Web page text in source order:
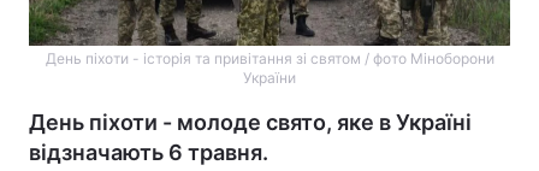
День піхоти - історія та привітання зі святом / фото Міноборони
України
День піхоти - молоде свято, яке в Україні
відзначають 6 травня.